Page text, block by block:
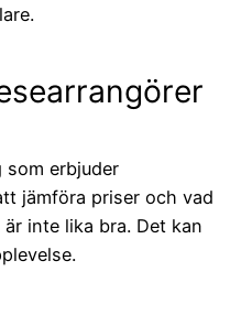
som erbjuder
jämföra priser och vad
inte lika bra. Det kan